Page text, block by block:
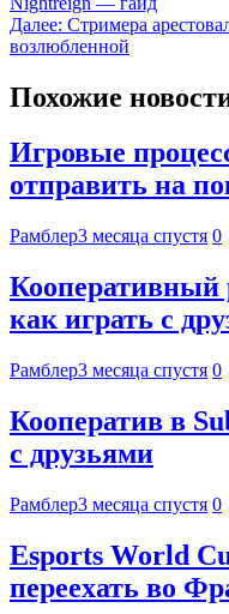
Далее: Стримера
возлюбленной
Похожие
Игровые
отправить на
Рамблер3 месяца спустя 0
Кооперативный
как играть с
Рамблер3 месяца спустя 0
Кооператив в
с друзьями
Рамблер3 месяца спустя 0
Esports World
переехать во